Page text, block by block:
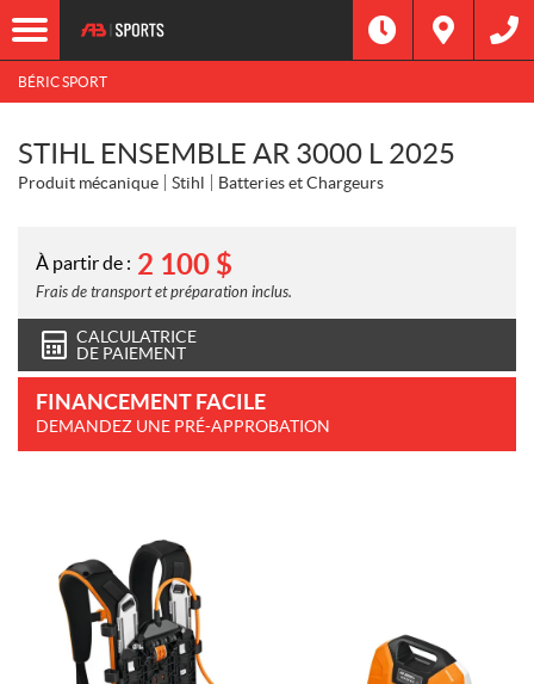
BÉRIC SPORT
STIHL ENSEMBLE AR 3000 L 2025
Produit mécanique Stihl Batteries et Chargeurs
À partir de : 2 100 $
Frais de transport et préparation inclus.
CALCULATRICE
DE PAIEMENT
FINANCEMENT FACILE
DEMANDEZ UNE PRÉ-APPROBATION